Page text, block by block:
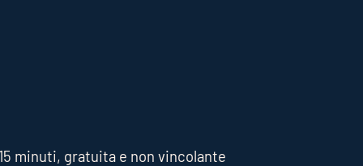
minuti, gratuita e non vincolante